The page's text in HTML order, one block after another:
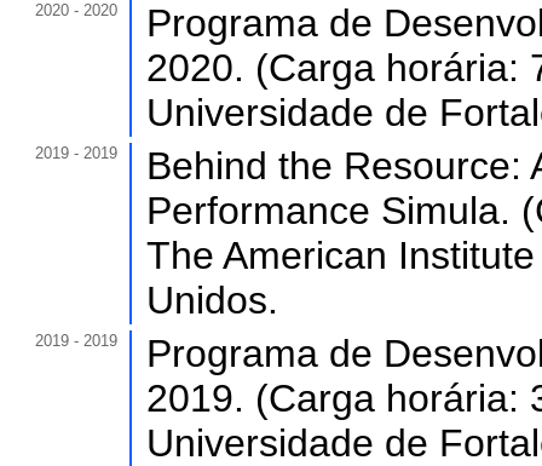
2020 - 2020
Programa de
2020. (Carga horária:
Universidade de
2019 - 2019
Behind the Resource:
Performance Simula.
The American
Unidos.
2019 - 2019
Programa de
2019. (Carga horária:
Universidade de